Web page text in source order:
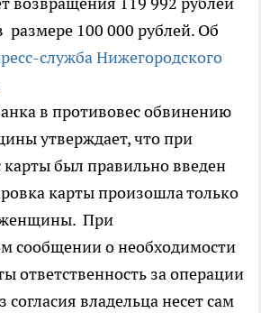
100 000 рублей. Об
служба Нижегородского
в противовес обвинению
утверждает, что при
карты был правильно введен
карты произошла только
При
сообщении о необходимости
ответственность за операции
владельца несет сам